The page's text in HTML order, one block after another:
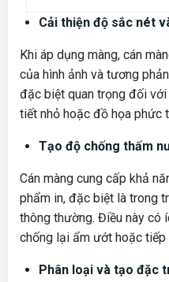
Cải thiện độ sắc nét
Khi áp dụng màng, cán
của hình ảnh và tương
đặc biệt quan trọng đối
tiết nhỏ hoặc đồ họa phức
Tạo độ chống thấm
Cán màng cung cấp khả
phẩm in, đặc biệt là trong
thông thường. Điều này có
chống lại ẩm ướt hoặc tiếp
Phân loại và tạo đặc